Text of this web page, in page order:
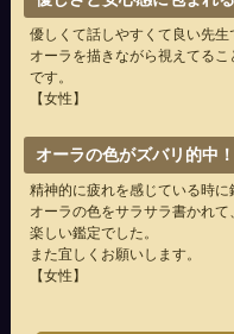
優しくて話しやすくて良い先生
オーラを描きながら視えてる
です。
【女性】
オーラの色がズバリ的中
精神的に疲れを感じている時に
オーラの色をサラサラ書かれて
楽しい鑑定でした。
また宜しくお願いします。
【女性】